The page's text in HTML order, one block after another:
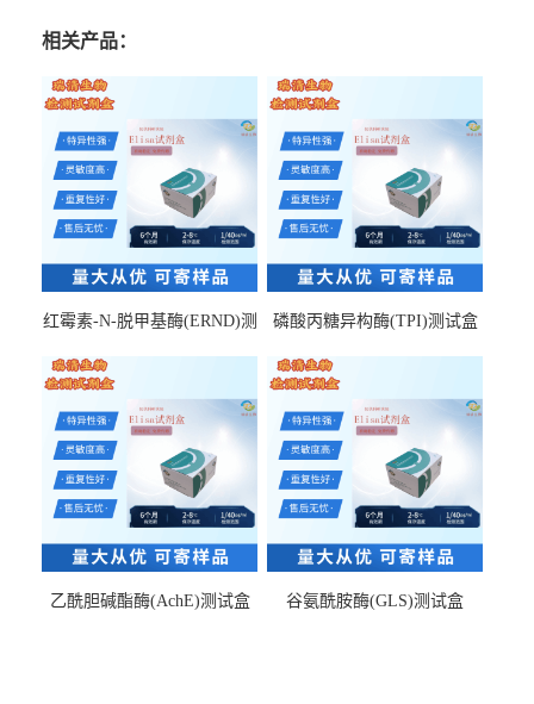
相关产品：
红霉素-N-脱甲基酶(ERND)测
磷酸丙糖异构酶(TPI)测试盒
乙酰胆碱酯酶(AchE)测试盒 谷氨酰胺酶(GLS)测试盒